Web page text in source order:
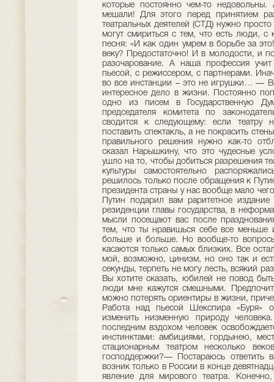
которые постоянно чем-то
мешали! Для этого перед принятием
театральных деятелей (СТД) нужно
могут смириться с тем, что есть люди,
песня: «И как один умрем в борьбе за
веку? Предостаточно! И в молодости, и
разочарование. А наша профессия
пьесой, с режиссером, с партнерами.
во все инстанции – это не игрушки… —
интересное дело в жизни. Постоянно
одно из писем в Государственную
председателя комитета по
сводится к следующему: если театру
поставить спектакль, а не покрасить
правильного решения нужно как-то
сказал Нарышкину, что это чудесные
ушло на то, чтобы добиться разрешения
культуры самостоятельно
решилось только после обращения к
президента страны у нас вообще мало
Путин подарил вам раритетное
резиденции главы государства, в
мысли посещают вас после
тем, что ты нравишься себе все меньше
больше и больше. Но вообще-то
касаются только самых близких. Все
мой, возможно, цинизм, но оно так и
секунды, терпеть не могу лесть, всякий
Вы хотите сказать, юбилей не повод
люди мне кажутся смешными.
можно потерять ориентиры в жизни,
Работа над пьесой Шекспира «Буря»
изменить низменную природу
последним вздохом человек
инстинктами: амбициями, гордынею,
стационарным театром несколько
господдержки?— Постараюсь ответить
возник только в России в конце
явление для мирового театра.